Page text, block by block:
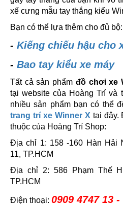
xế cưng mẫu tay thắng kiểu
Bạn có thể lựa thêm cho đủ bộ:
- Kiếng chiếu hậu cho
- Bao tay kiểu xe máy
Tất cả sản phẩm đồ chơi xe
tại website của Hoàng Trí và
nhiều sản phẩm bạn có thể
trang trí xe Winner X tại đây.
thuộc của Hoàng Trí Shop:
Địa chỉ 1: 158 -160 Hàn Hải
11, TP.HCM
Địa chỉ 2: 586 Phạm Thế
TP.HCM
Điện thoại: 0909 4747 13